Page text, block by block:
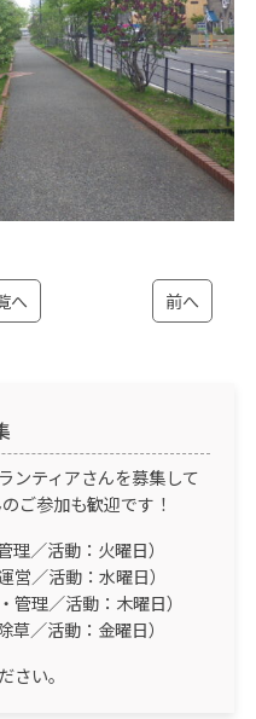
へ 前へ
ンティアさんを募集して
ご参加も歓迎です！
理／活動：火曜日）
営／活動：水曜日）
管理／活動：木曜日）
草／活動：金曜日）
さい。